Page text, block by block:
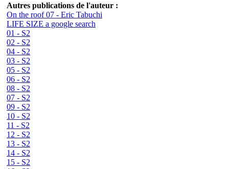
Autres publications de l'auteur :
On the roof 07 - Eric Tabuchi
LIFE SIZE a google search
01 - S2
02 - S2
04 - S2
03 - S2
05 - S2
06 - S2
08 - S2
07 - S2
09 - S2
10 - S2
11 - S2
12 - S2
13 - S2
14 - S2
15 - S2